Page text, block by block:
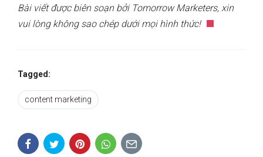
Bài viết được biên soạn bởi Tomorrow Marketers, xin
vui lòng không sao chép dưới mọi hình thức!
Tagged:
content marketing